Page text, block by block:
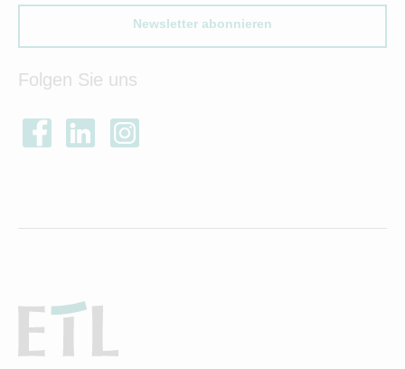
Newsletter abonnieren
Folgen Sie uns